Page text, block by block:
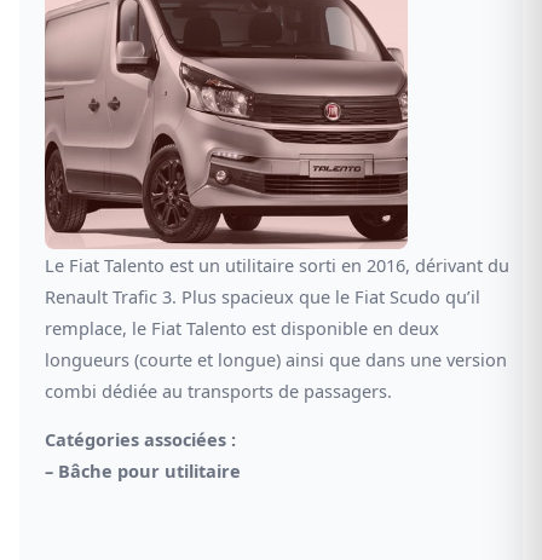
Le Fiat Talento est un utilitaire sorti en 2016, dérivant du
Renault Trafic 3. Plus spacieux que le Fiat Scudo qu’il
remplace, le Fiat Talento est disponible en deux
longueurs (courte et longue) ainsi que dans une version
combi dédiée au transports de passagers.
Catégories associées :
– Bâche pour utilitaire